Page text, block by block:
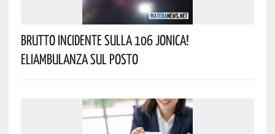
Brutto Incidente Sulla 106 Jonica!
Eliambulanza Sul Posto